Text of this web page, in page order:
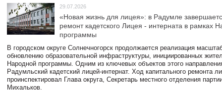
29.07.2026
«Новая жизнь для лицея»: в Радумле
ремонт кадетского Лицея - интерната в рамках
программы
В городском округе Солнечногорск продолжается реализация
обновлению образовательной инфраструктуры, инициированных
Народной программы. Одним из ключевых объектов этого
Радумльский кадетский лицей-интернат. Ход капитального ремонта
проинспектировал Глава округа, Секретарь местного отделения
Михальков.